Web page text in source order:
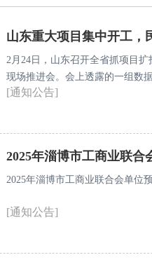
山东重大项目集中开工，
2月24日，山东召开全省抓项目
现场推进会。会上透露的一组数
投资10427亿元。其中，民营企
[通知公告]
2025年淄博市工商业联合
2025年淄博市工商业联合会单位
[通知公告]